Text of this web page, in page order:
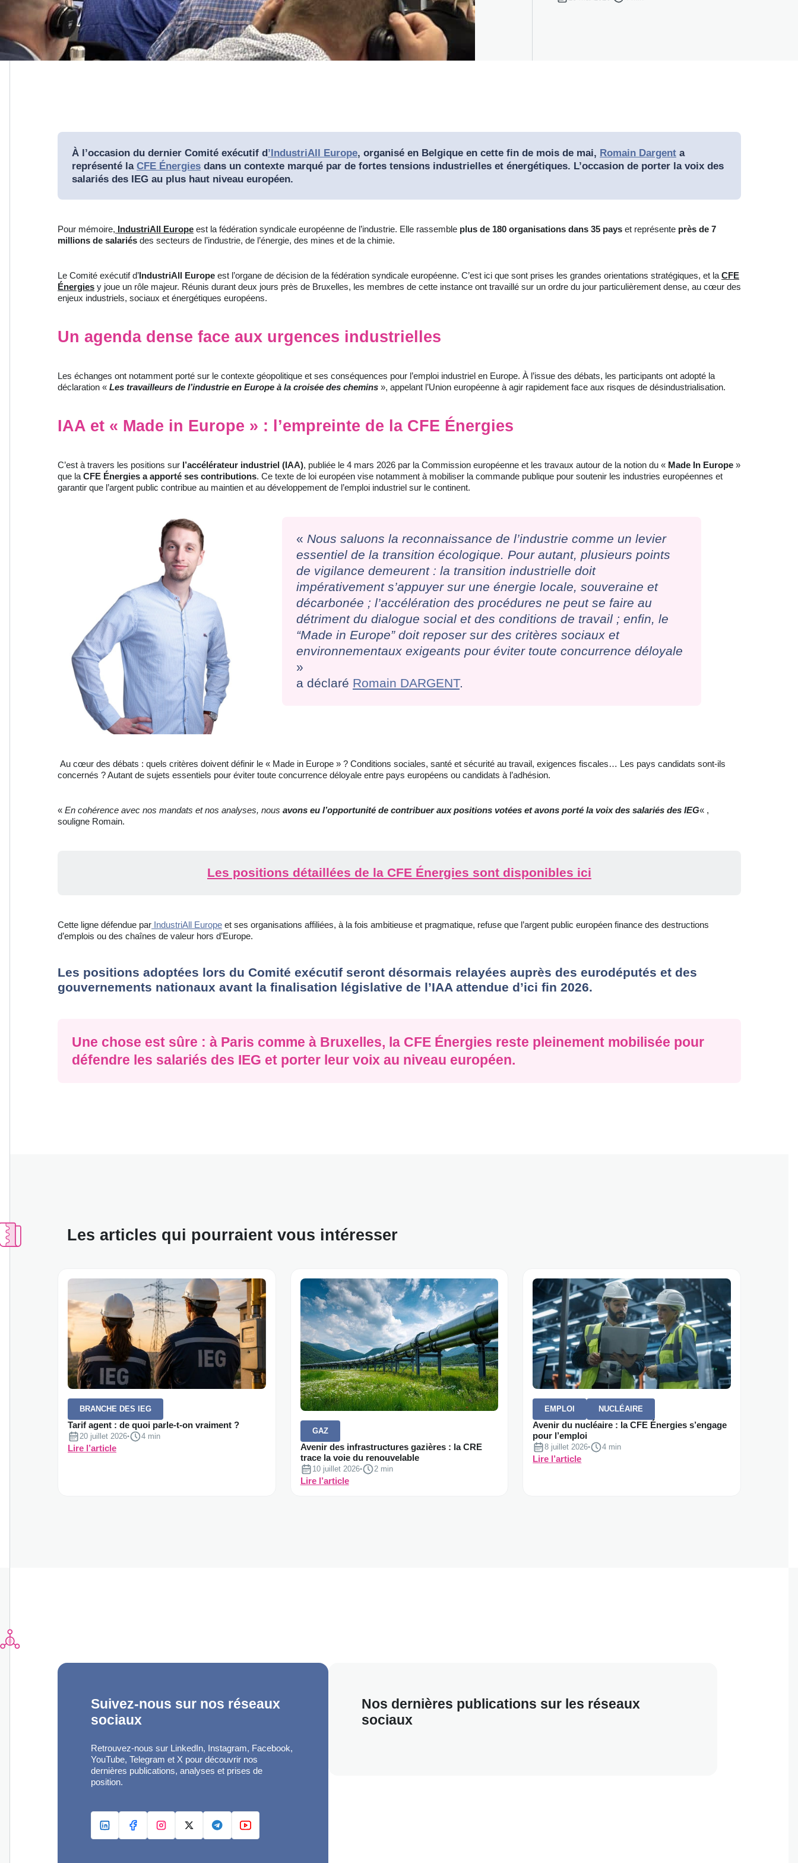
À l’occasion du dernier Comité exécutif d’IndustriAll Europe, organisé en Belgique en cette fin de mois de mai, Romain Dargent a
représenté la CFE Énergies dans un contexte marqué par de fortes tensions industrielles et énergétiques. L’occasion de porter la voix des
salariés des IEG au plus haut niveau européen.
Pour mémoire, IndustriAll Europe est la fédération syndicale européenne de l’industrie. Elle rassemble plus de 180 organisations dans 35 pays et représente près de 7
millions de salariés des secteurs de l’industrie, de l’énergie, des mines et de la chimie.
Le Comité exécutif d’IndustriAll Europe est l’organe de décision de la fédération syndicale européenne. C’est ici que sont prises les grandes orientations stratégiques, et la CFE
Énergies y joue un rôle majeur. Réunis durant deux jours près de Bruxelles, les membres de cette instance ont travaillé sur un ordre du jour particulièrement dense, au cœur des
enjeux industriels, sociaux et énergétiques européens.
Un agenda dense face aux urgences industrielles
Les échanges ont notamment porté sur le contexte géopolitique et ses conséquences pour l’emploi industriel en Europe. À l’issue des débats, les participants ont adopté la
déclaration « Les travailleurs de l’industrie en Europe à la croisée des chemins », appelant l’Union européenne à agir rapidement face aux risques de désindustrialisation.
IAA et « Made in Europe » : l’empreinte de la CFE Énergies
C’est à travers les positions sur l’accélérateur industriel (IAA), publiée le 4 mars 2026 par la Commission européenne et les travaux autour de la notion du « Made In Europe »
que la CFE Énergies a apporté ses contributions. Ce texte de loi européen vise notamment à mobiliser la commande publique pour soutenir les industries européennes et
garantir que l’argent public contribue au maintien et au développement de l’emploi industriel sur le continent.
« Nous saluons la reconnaissance de l’industrie comme un levier
essentiel de la transition écologique. Pour autant, plusieurs points
de vigilance demeurent : la transition industrielle doit
impérativement s’appuyer sur une énergie locale, souveraine et
décarbonée ; l’accélération des procédures ne peut se faire au
détriment du dialogue social et des conditions de travail ; enfin, le
“Made in Europe” doit reposer sur des critères sociaux et
environnementaux exigeants pour éviter toute concurrence déloyale
»
a déclaré Romain DARGENT.
Au cœur des débats : quels critères doivent définir le « Made in Europe » ? Conditions sociales, santé et sécurité au travail, exigences fiscales… Les pays candidats sont-ils
concernés ? Autant de sujets essentiels pour éviter toute concurrence déloyale entre pays européens ou candidats à l’adhésion.
« En cohérence avec nos mandats et nos analyses, nous avons eu l’opportunité de contribuer aux positions votées et avons porté la voix des salariés des IEG« ,
souligne Romain.
Les positions détaillées de la CFE Énergies sont disponibles ici
Cette ligne défendue par IndustriAll Europe et ses organisations affiliées, à la fois ambitieuse et pragmatique, refuse que l’argent public européen finance des destructions
d’emplois ou des chaînes de valeur hors d’Europe.
Les positions adoptées lors du Comité exécutif seront désormais relayées auprès des eurodéputés et des
gouvernements nationaux avant la finalisation législative de l’IAA attendue d’ici fin 2026.
Une chose est sûre : à Paris comme à Bruxelles, la CFE Énergies reste pleinement mobilisée pour
défendre les salariés des IEG et porter leur voix au niveau européen.
Les articles qui pourraient vous intéresser
BRANCHE DES IEG
Tarif agent : de quoi parle-t-on vraiment ?
20 juillet 2026· Temps de lecture :
4 min
Lire l’article:
GAZ
Avenir des infrastructures gazières : la CRE
trace la voie du renouvelable
10 juillet 2026· Temps de lecture :
2 min
Lire l’article:
EMPLOI NUCLÉAIRE
Avenir du nucléaire : la CFE Énergies s’engage
pour l’emploi
8 juillet 2026· Temps de lecture :
4 min
Lire l’article:
Suivez-nous sur nos réseaux
sociaux
Retrouvez-nous sur LinkedIn, Instagram, Facebook,
YouTube, Telegram et X pour découvrir nos
dernières publications, analyses et prises de
position.
LINKEDIN
FACEBOOK
INSTAGRAM
X TELEGRAM
YOUTUBE
Nos dernières publications sur les réseaux
sociaux